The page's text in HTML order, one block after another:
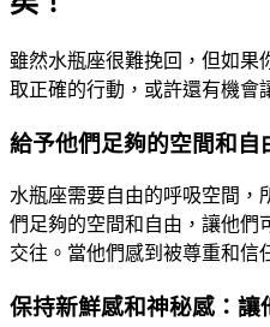
雖然水瓶座很難挽回，但如果
取正確的行動，或許還有機會
給予他們足夠的空間和自
水瓶座需要自由的呼吸空間，
們足夠的空間和自由，讓他們
交往。當他們感到被尊重和信
保持新鮮感和神秘感：讓